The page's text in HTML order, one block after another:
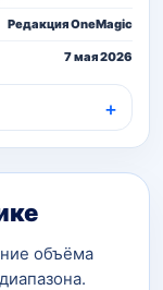
Редакция OneMagic
7 мая 2026
объёма